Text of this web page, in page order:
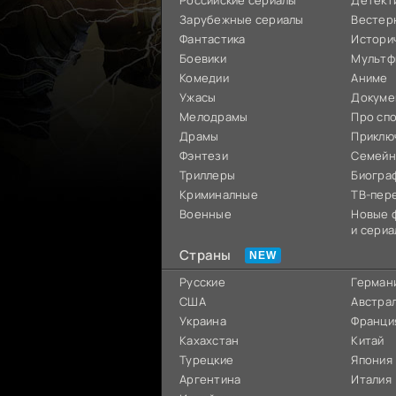
Зарубежные сериалы
Фантастика
Боевики
Комедии
Ужасы
Мелодрамы
Драмы
Фэнтези
Триллеры
Криминалные
Военные
Аниме
Про
ТВ-
Новые
и
Страны
Русские
США
Украина
Кахахстан
Турецкие
Аргентина
Китай
Япония
Италия